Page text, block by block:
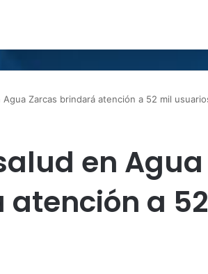
Zarcas brindará atención a 52 mil
en Agua
a